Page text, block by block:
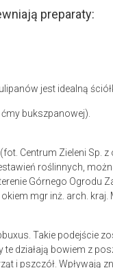
preparaty:
jest idealną
bukszpanowej).
Centrum Zieleni Sp. z
roślinnych,
Górnego Ogrodu
mgr inż. arch. kraj.
Takie podejście
działają bowiem z
i pszczół. Wpływają